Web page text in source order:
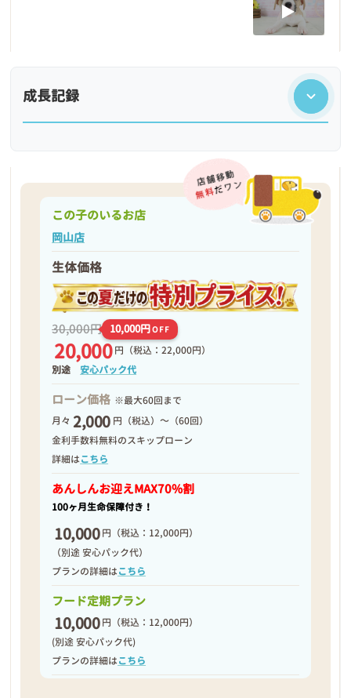
成長記録
2026年01月23日
この子のいるお店
岡山店
生体価格
30,000円 10,000円OFF
20,000 円 （税込：22,000円）
別途安心パック代
ローン価格 ※最大60回まで
月々 2,000 円（税込）～（60回）
金利手数料無料のスキップローン
詳細はこちら
あんしんお迎えMAX70%割
100ヶ月生命保障付き！
10,000 円 （税込：12,000円）
（別途 安心パック代）
プランの詳細はこちら
フード定期プラン
10,000 円 （税込：12,000円）
(別途 安心パック代)
プランの詳細はこちら